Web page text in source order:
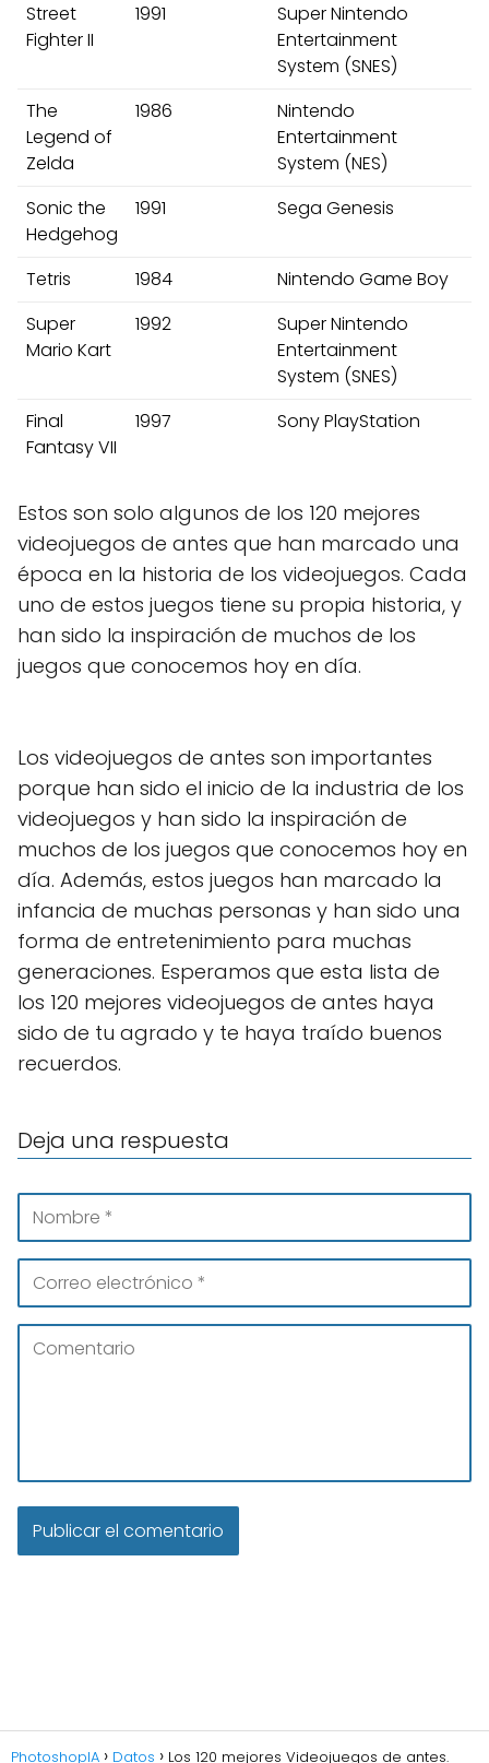
Street
Fighter II
1991
Super Nintendo
Entertainment
System (SNES)
The
Legend of
Zelda
1986
Nintendo
Entertainment
System (NES)
Sonic the
Hedgehog
1991 Sega Genesis
Tetris 1984
Nintendo Game Boy
Super
Mario Kart
1992
Super Nintendo
Entertainment
System (SNES)
Final
Fantasy VII
1997 Sony PlayStation
Estos son solo algunos de los 120 mejores
videojuegos de antes que han marcado una
época en la historia de los videojuegos. Cada
uno de estos juegos tiene su propia historia, y
han sido la inspiración de muchos de los
juegos que conocemos hoy en día.
Los videojuegos de antes son importantes
porque han sido el inicio de la industria de los
videojuegos y han sido la inspiración de
muchos de los juegos que conocemos hoy en
día. Además, estos juegos han marcado la
infancia de muchas personas y han sido una
forma de entretenimiento para muchas
generaciones. Esperamos que esta lista de
los 120 mejores videojuegos de antes haya
sido de tu agrado y te haya traído buenos
recuerdos.
Deja una respuesta
PhotoshopIA Datos Los 120 mejores Videojuegos de antes.